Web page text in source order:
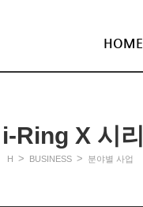
HOME
i-Ring X 시
H > BUSINESS > 분야별 사업